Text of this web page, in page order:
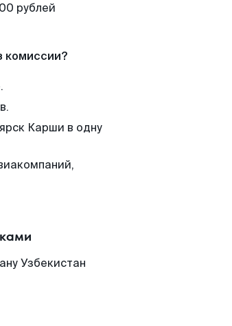
рублей
комиссии?
Карши в одну
Узбекистан